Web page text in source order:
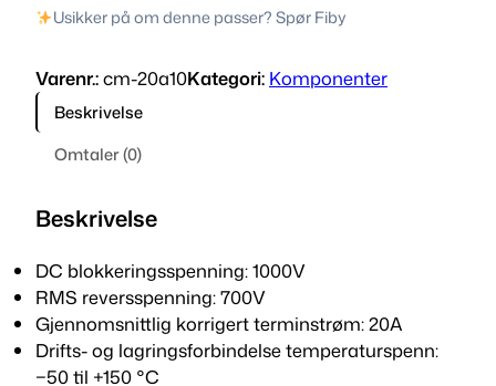
A
0
i
e
n
t
a
l
l
Usikker på om denne passer? Spør Fiby
Varenr.:cm-20a10Kategori: Komponenter
Beskrivelse
Omtaler (0)
Beskrivelse
DC blokkeringsspenning: 1000V
RMS reversspenning: 700V
Gjennomsnittlig korrigert terminstrøm: 20A
Drifts- og lagringsforbindelse temperaturspenn:
−50 til +150 °C